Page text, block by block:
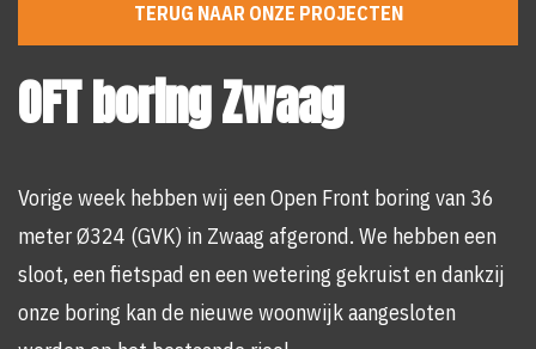
TERUG NAAR ONZE PROJECTEN
OFT boring Zwaag
Vorige week hebben wij een Open Front boring van 36
meter Ø324 (GVK) in Zwaag afgerond. We hebben een
sloot, een fietspad en een wetering gekruist en dankzij
onze boring kan de nieuwe woonwijk aangesloten